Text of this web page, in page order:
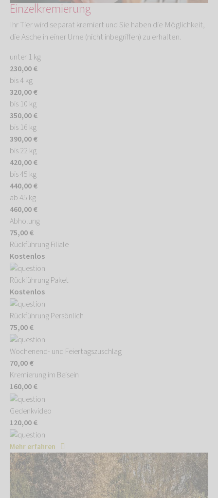
Einzelkremierung
Ihr Tier wird separat kremiert und Sie haben die Möglichkeit,
die Asche in einer Urne (nicht inbegriffen) zu erhalten.
unter 1 kg
230,00 €
bis 4 kg
320,00 €
bis 10 kg
350,00 €
bis 16 kg
390,00 €
bis 22 kg
420,00 €
bis 45 kg
440,00 €
ab 45 kg
460,00 €
Abholung
75,00 €
Rückführung Filiale
Kostenlos
Rückführung Paket
Kostenlos
Rückführung Persönlich
75,00 €
Wochenend- und Feiertagszuschlag
70,00 €
Kremierung im Beisein
160,00 €
Gedenkvideo
120,00 €
Mehr erfahren